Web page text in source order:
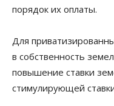
порядок их оплаты.
Для
в собственность
повышение ставки
стимулирующей